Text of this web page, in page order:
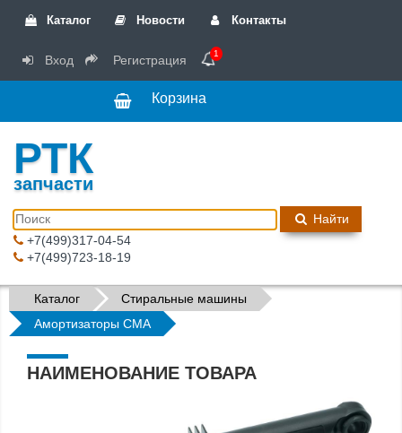
Каталог Новости Контакты
Вход Регистрация 1
Корзина
РТК
запчасти
Найти
+7(499)317-04-54
+7(499)723-18-19
Каталог
Стиральные машины
Амортизаторы СМА
НАИМЕНОВАНИЕ ТОВАРА